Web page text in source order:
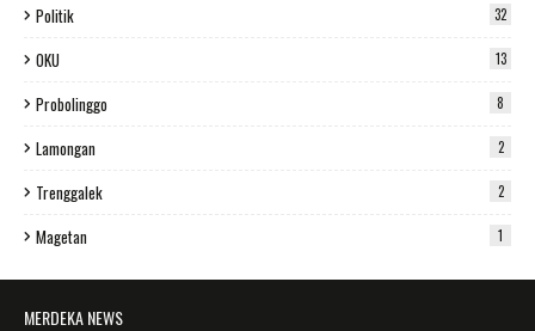
Politik 32
OKU 13
Probolinggo 8
Lamongan 2
Trenggalek 2
Magetan 1
MERDEKA NEWS